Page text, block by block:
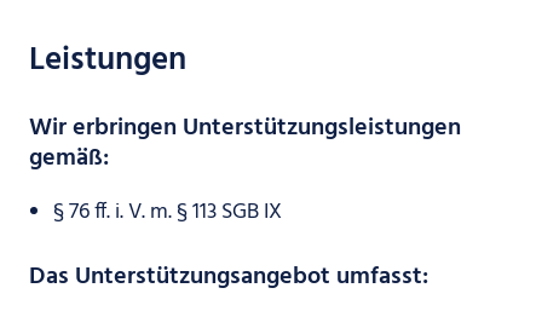
Leistungen
Wir erbringen Unterstützungsleistungen
gemäß:
§ 76 ff. i. V. m. § 113 SGB IX
Das Unterstützungsangebot umfasst: